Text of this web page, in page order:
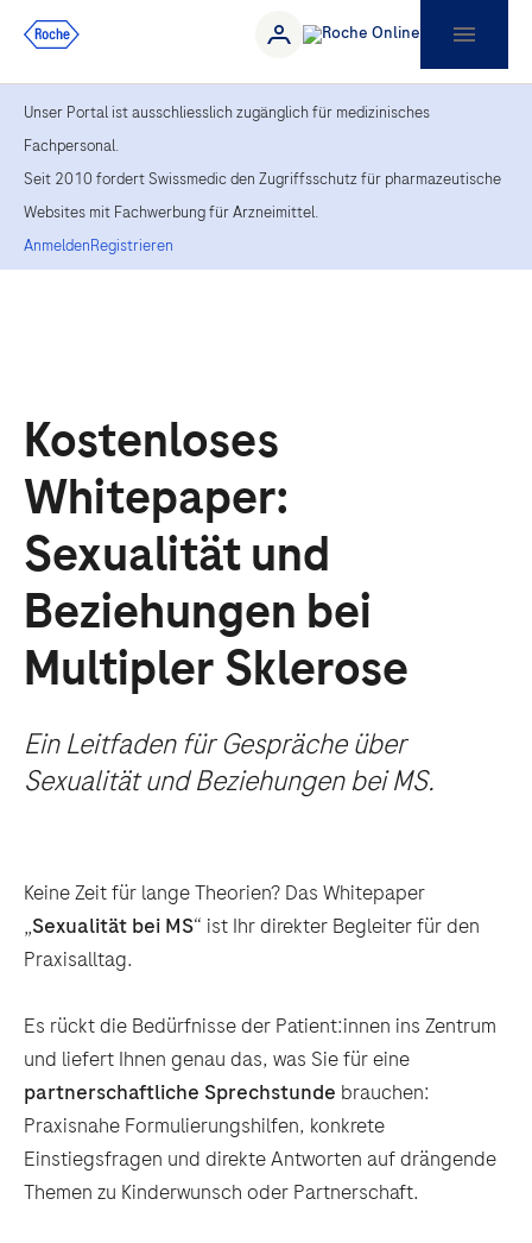
Unser Portal ist ausschliesslich zugänglich für medizinisches
Fachpersonal.
Seit 2010 fordert Swissmedic den Zugriffsschutz für pharmazeutische
Websites mit Fachwerbung für Arzneimittel.
AnmeldenRegistrieren
Kostenloses
Whitepaper:
Sexualität und
Beziehungen bei
Multipler Sklerose
Ein Leitfaden für Gespräche über
Sexualität und Beziehungen bei MS.
Keine Zeit für lange Theorien? Das Whitepaper
„Sexualität bei MS“ ist Ihr direkter Begleiter für den
Praxisalltag.
Es rückt die Bedürfnisse der Patient:innen ins Zentrum
und liefert Ihnen genau das, was Sie für eine
partnerschaftliche Sprechstunde brauchen:
Praxisnahe Formulierungshilfen, konkrete
Einstiegsfragen und direkte Antworten auf drängende
Themen zu Kinderwunsch oder Partnerschaft.